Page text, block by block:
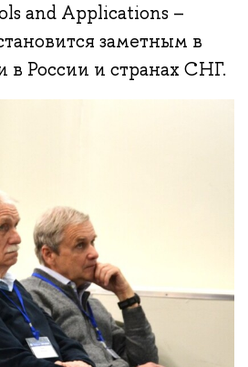
and Applications –
заметным в
России и странах СНГ.